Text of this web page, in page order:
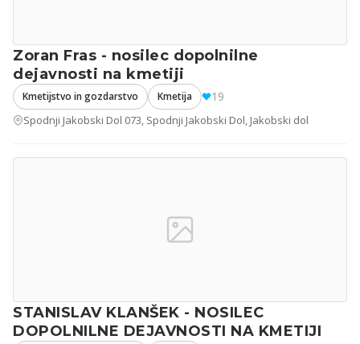
Zoran Fras - nosilec dopolnilne
dejavnosti na kmetiji
Kmetijstvo in gozdarstvo Kmetija 19
Spodnji Jakobski Dol 073, Spodnji Jakobski Dol, Jakobski dol
STANISLAV KLANŠEK - NOSILEC
DOPOLNILNE DEJAVNOSTI NA KMETIJI